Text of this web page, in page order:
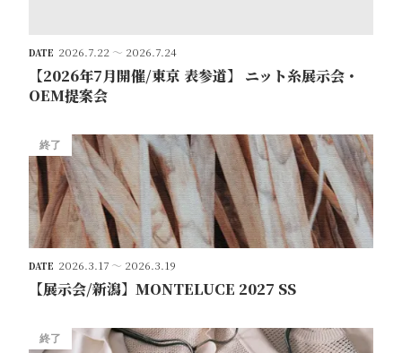
DATE 2026.7.22 ～ 2026.7.24
【2026年7月開催/東京 表参道】 ニット糸展示会・
OEM提案会
終了
DATE 2026.3.17 ～ 2026.3.19
【展示会/新潟】MONTELUCE 2027 SS
終了